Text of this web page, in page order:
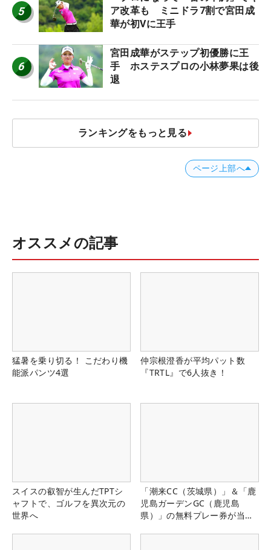
5
ア改革も ミニドラ7割で宮田成
華が初Vに王手
6
宮田成華がステップ初優勝に王
手 ホステスプロの小林夢果は後
退
ランキングをもっと見る
ページ上部へ
オススメの記事
猛暑を乗り切る！ こだわり機
能派パンツ4選
仲宗根澄香が平均パット数
『TRTL』で6人抜き！
スイスの叡智が生んだTPTシ
ャフトで、ゴルフを異次元の
世界へ
「潮来CC（茨城県）」＆「鹿
児島ガーデンGC（鹿児島
県）」の無料プレー券が当た